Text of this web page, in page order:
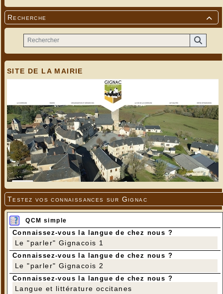

Recherche
SITE DE LA MAIRIE
Testez vos connaissances sur Gignac
QCM simple
Connaissez-vous la langue de chez nous ?
Le "parler" Gignacois 1
Connaissez-vous la langue de chez nous ?
Le "parler" Gignacois 2
Connaissez-vous la langue de chez nous ?
Langue et littérature occitanes